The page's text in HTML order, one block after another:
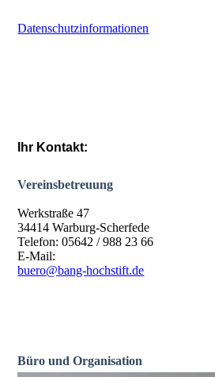
Datenschutzinformationen
Ihr Kontakt:
Vereinsbetreuung
Werkstraße 47
34414 Warburg-Scherfede
Telefon: 05642 / 988 23 66
E-Mail:
buero@bang-hochstift.de
Büro und Organisation